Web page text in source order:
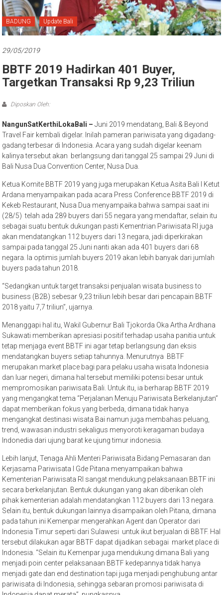
Bali
BADUNG Update Bali
29/05/2019
BBTF 2019 Hadirkan 401 Buyer,
Targetkan Transaksi Rp 9,23 Triliun
Diposkan Oleh:
NangunSatKerthiLokaBali –Juni 2019 mendatang, Bali & Beyond
Travel Fair kembali digelar. Inilah pameran pariwisata yang digadang-
gadang terbesar di Indonesia. Acara yang sudah digelar keenam
kalinya tersebut akan berlangsung dari tanggal 25 sampai 29 Juni di
Bali Nusa Dua Convention Center, Nusa Dua.
Ketua Komite BBTF 2019 yang juga merupakan Ketua Asita Bali I Ketut
Ardana menyampaikan pada acara Press Conference BBTF 2019 di
Kekeb Restaurant, Nusa Dua menyampaika bahwa sampai saat ini
(28/5) telah ada 289 buyers dari 55 negara yang mendaftar, selain itu
sebagai suatu bentuk dukungan pasti Kementrian Pariwisata RI juga
akan mendatangkan 112 buyers dari 13 negara, jadi diperkirakan
sampai pada tanggal 25 Juni nanti akan ada 401 buyers dari 68
negara. Ia optimis jumlah buyers 2019 akan lebih banyak dari jumlah
buyers pada tahun 2018.
“Sedangkan untuk target transaksi penjualan wisata business to
business (B2B) sebesar 9,23 triliun lebih besar dari pencapain BBTF
2018 yaitu 7,7 triliun”, ujarnya.
Menanggapi hal itu, Wakil Gubernur Bali Tjokorda Oka Artha Ardhana
Sukawati memberikan apresiasi positif terhadap usaha panitia untuk
tetap menjaga event BBTF ini agar tetap berlangsung dan eksis
mendatangkan buyers setiap tahunnya. Menurutnya BBTF
merupakan market place bagi para pelaku usaha wisata Indonesia
dan luar negeri, dimana hal tersebut memiliki potensi besar untuk
mempromosikan pariwisata Bali. Untuk itu, ia berharap BBTF 2019
yang mengangkat tema “Perjalanan Menuju Pariwisata Berkelanjutan”
dapat memberikan fokus yang berbeda, dimana tidak hanya
mengangkat destinasi wisata Bai namun juga membahas peluang,
trend, wawasan industri sekaligus menyoroti keragaman budaya
Indonedia dari ujung barat ke ujung timur indonesia.
Lebih lanjut, Tenaga Ahli Menteri Pariwisata Bidang Pemasaran dan
Kerjasama Pariwisata I Gde Pitana menyampaikan bahwa
Kementerian Pariwisata RI sangat mendukung pelaksanaan BBTF ini
secara berkelanjutan. Bentuk dukungan yang akan diberikan oleh
pihak kementerian adalah mendatangkan 112 buyers dari 13 negara.
Selain itu, bentuk dukungan lainnya disampaikan oleh Pitana, dimana
pada tahun ini Kemenpar mengerahkan Agent dan Operator dari
Indonesia Timur seperti dari Sulawesi untuk ikut berjualan di BBTF. Hal
tersebut dilakukan agar BBTF dapat dijadikan sebagai market place di
Indonesia. “Selain itu Kemenpar juga mendukung dimana Bali yang
menjadi poin center pelaksanaan BBTF kedepannya tidak hanya
menjadi gate dan end destination tapi juga menjadi penghubung antar
pariwisata di Indonesia, sehingga sebaran promosi pariwisata di